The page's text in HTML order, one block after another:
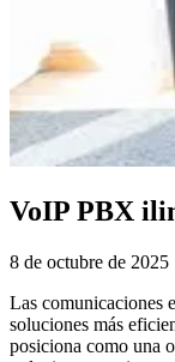
VoIP PBX
8 de octubre de 2025
Las comunicaciones
soluciones más
posiciona como una